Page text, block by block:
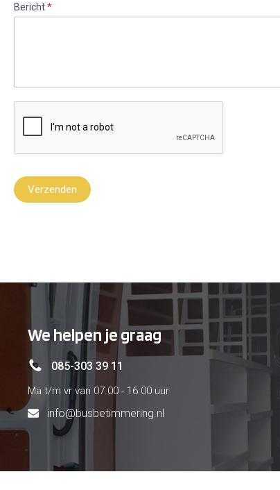
Bericht*
Verzenden
We helpen je graag
085-303 39 11
Ma t/m vr van 07.00 - 16.00 uur
info@busbetimmering.nl